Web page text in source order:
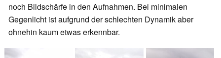
noch Bildschärfe in den Aufnahmen. Bei minimalen
Gegenlicht ist aufgrund der schlechten Dynamik aber
ohnehin kaum etwas erkennbar.